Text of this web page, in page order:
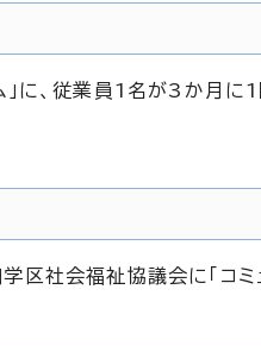
に、従業員1名が3か月に1
社会福祉協議会に「コミ